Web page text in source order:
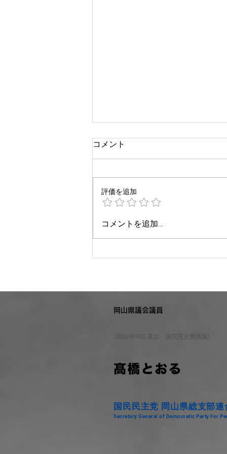
参院選公示日前日
コメント
評価を追加
コメントを追加…
岡山県議会議員
国民民主党 岡山県総支部
Secretary General of Democratic Party For